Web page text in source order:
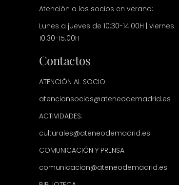
Atención a los socios en verano:
Lunes a jueves de 10:30-14:00H | viernes
10:30-15:00H
Contactos
ATENCIÓN AL SOCIO
atencionsocios@ateneodemadrid.es
ACTIVIDADES:
culturales@ateneodemadrid.es
COMUNICACIÓN Y PRENSA
comunicacion@ateneodemadrid.es